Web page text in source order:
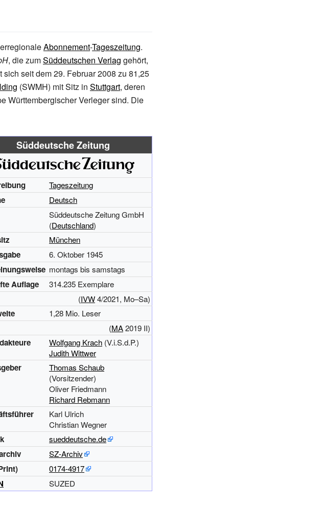
Abonnement-Tageszeitung.
, die zumSüddeutschen Verlag gehört,
seit dem 29. Februar 2008 zu 81,25
(SWMH) mit Sitz in Stuttgart, deren
Württembergischer Verlegersind. Die
Süddeutsche Zeitung
Tageszeitung
Deutsch
Süddeutsche Zeitung GmbH
(Deutschland)
München
6. Oktober 1945
montags bis samstags
Auflage
314.235 Exemplare
(IVW4/2021, Mo–Sa)
1,28 Mio. Leser
(MA2019 II)
Wolfgang Krach (V.i.S.d.P.)
Judith Wittwer
Thomas Schaub
(Vorsitzender)
Oliver Friedmann
Richard Rebmann
Karl Ulrich
Christian Wegner
sueddeutsche.de
SZ-Archiv
0174-4917
SUZED